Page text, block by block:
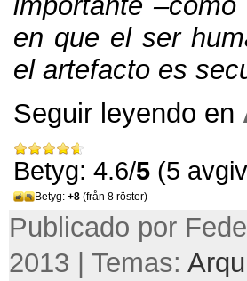
en que el ser
el artefacto es
Seguir leyendo en
Betyg: 4.6/5 (5
Betyg: +8 (från 8 röster)
Publicado por
2013 | Temas: